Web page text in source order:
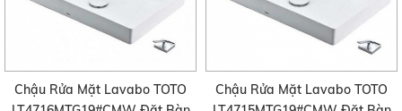
Chậu Rửa Mặt Lavabo TOTO
Chậu Rửa Mặt Lavabo TOTO